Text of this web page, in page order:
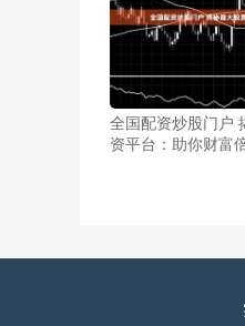
全国配资炒股门户
资平台：助你财富